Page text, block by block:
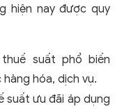
hiện nay được quy
suất phổ biến
hóa, dịch vụ.
suất ưu đãi áp dụng